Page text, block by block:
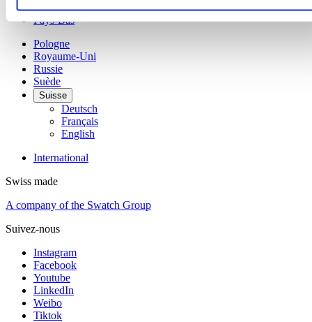
Norvège
Pays-Bas
Pologne
Royaume-Uni
Russie
Suède
Suisse
Deutsch
Français
English
International
Swiss made
A company of the Swatch Group
Suivez-nous
Instagram
Facebook
Youtube
LinkedIn
Weibo
Tiktok